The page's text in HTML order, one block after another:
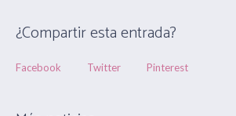
¿Compartir esta entrada?
Facebook Twitter Pinterest